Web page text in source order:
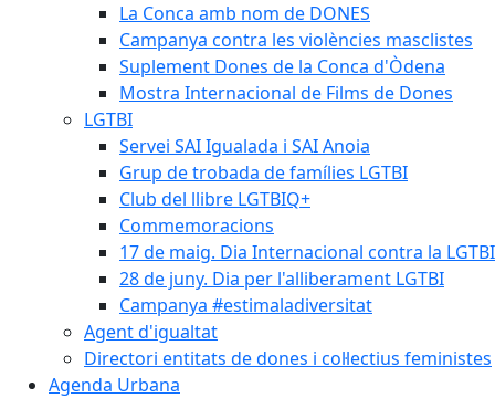
La Conca amb nom de DONES
Campanya contra les violències masclistes
Suplement Dones de la Conca d'Òdena
Mostra Internacional de Films de Dones
LGTBI
Servei SAI Igualada i SAI Anoia
Grup de trobada de famílies LGTBI
Club del llibre LGTBIQ+
Commemoracions
17 de maig. Dia Internacional contra la
28 de juny. Dia per l'alliberament LGTBI
Campanya #estimaladiversitat
Agent d'igualtat
Directori entitats de dones i col·lectius feministes
Agenda Urbana